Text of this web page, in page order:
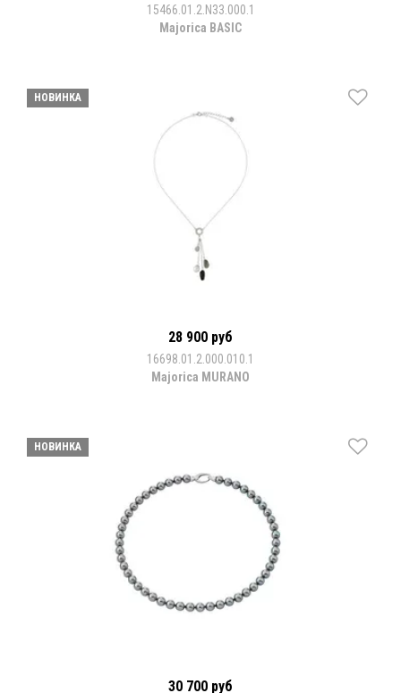
15466.01.2.N33.000.1
Majorica BASIC
НОВИНКА
28 900 руб
16698.01.2.000.010.1
Majorica MURANO
НОВИНКА
30 700 руб